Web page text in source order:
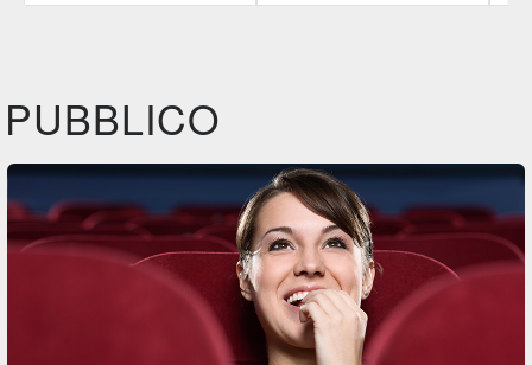
PUBBLICO